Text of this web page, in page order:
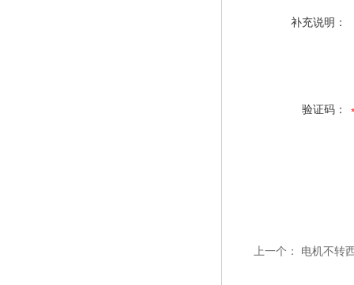
补充说明：
验证码：
上一个： 电机不转